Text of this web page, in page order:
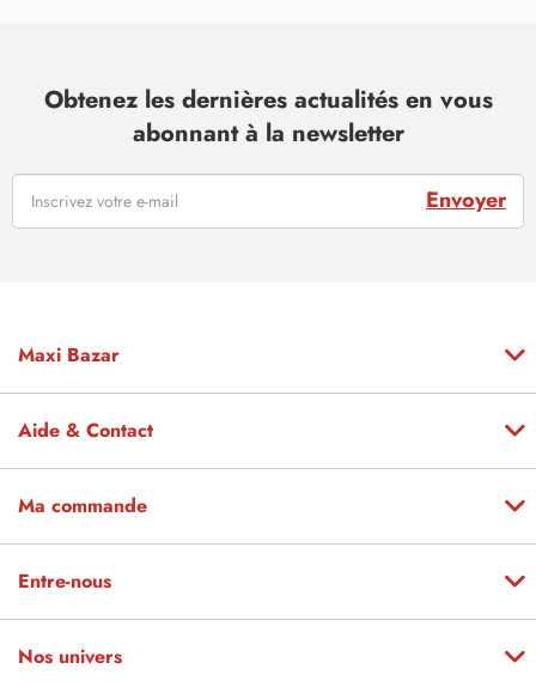
Obtenez les dernières actualités en vous
abonnant à la newsletter
Envoyer
Maxi Bazar
Aide & Contact
Ma commande
Entre-nous
Nos univers